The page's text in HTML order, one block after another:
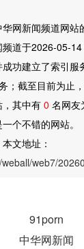
新闻频道网站
道于2026-05-
功建立了索引服
；截至目前为止
其中有 0 名网友
个不错的网站。
文地址：
web7/
91porn
中华网新闻